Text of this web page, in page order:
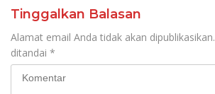
Tinggalkan Balasan
Alamat email Anda tidak akan dipublikasikan.
ditandai *